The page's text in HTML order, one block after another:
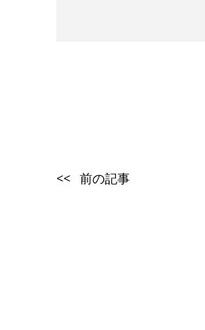
<< 前の記事